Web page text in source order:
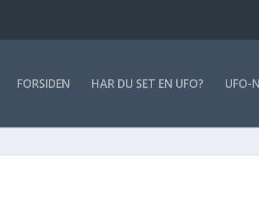
FOR­SI­DEN HAR DU SET EN UFO? UFO-